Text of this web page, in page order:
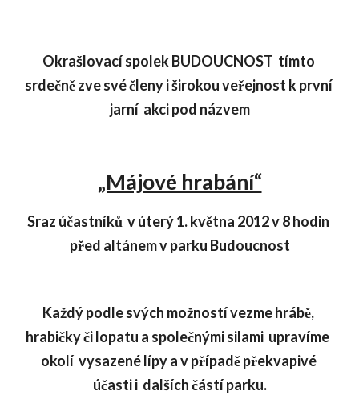
Okrašlovací spolek BUDOUCNOST  tímto
srdečně zve své členy i širokou veřejnost k první
jarní  akci pod názvem
„Májové hrabání“
Sraz účastníků  v úterý 1. května 2012 v 8 hodin
před altánem v parku Budoucnost
Každý podle svých možností vezme hrábě,
hrabičky či lopatu a společnými silami  upravíme
okolí  vysazené lípy a v případě překvapivé
účasti i  dalších částí parku.